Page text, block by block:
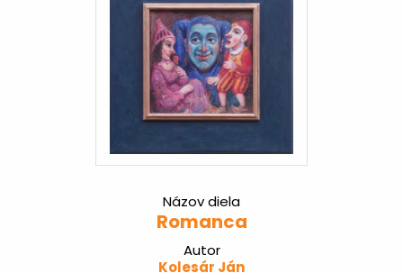
Názov diela
Romanca
Autor
Kolesár Ján